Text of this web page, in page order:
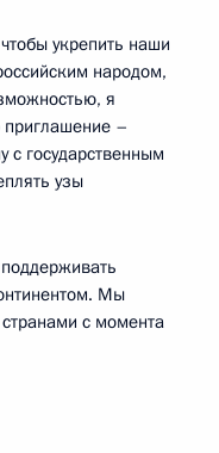
укрепить наши
народом,
я
–
с государственным
узы
Мы
с момента